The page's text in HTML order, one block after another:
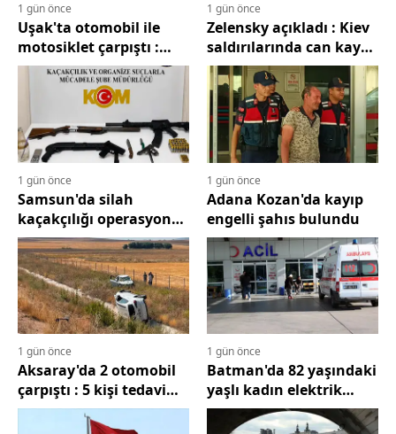
Denizli
Diyarbakır
Edirne
Elazığ
Erzurum
Eskişehir
Gaziantep
Giresun
Hakkari
Hatay
1 gün önce
Uşak'ta otomobil ile
motosiklet çarpıştı :
Sürücü hayatını
kaybetti
1 gün önce
Zelensky açıkladı : Kiev
saldırılarında can kaybı
sayısı arttı
1 gün önce
Samsun'da silah
kaçakçılığı operasyonu :
3 yakalama
1 gün önce
Adana Kozan'da kayıp
engelli şahıs bulundu
1 gün önce
Aksaray'da 2 otomobil
çarpıştı : 5 kişi tedavi
altına alındı
1 gün önce
Batman'da 82 yaşındaki
yaşlı kadın elektrik
akımına kapılıp öldü